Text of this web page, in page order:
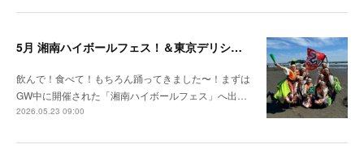
5月 湘南ハイボールフェス！＆東京デリシャスミュージアム
飲んで！食べて！もちろん踊ってきました〜！まずは
GW中に開催された「湘南ハイボールフェス」へ出…
2026.05.23 09:00